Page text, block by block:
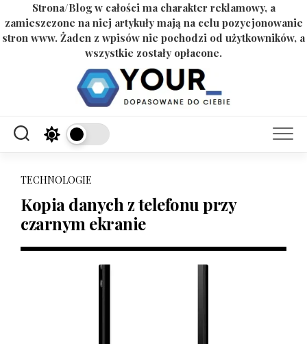
Strona/Blog w całości ma charakter reklamowy, a
zamieszczone na niej artykuły mają na celu pozycjonowanie
stron www. Żaden z wpisów nie pochodzi od użytkowników, a
wszystkie zostały opłacone.
TECHNOLOGIE
Kopia danych z telefonu przy
czarnym ekranie